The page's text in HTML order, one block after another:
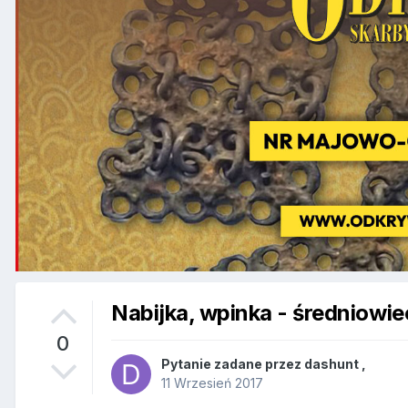
0
Nabijka, wpinka -
Pytanie zadane przez dashunt
11 Wrzesień 2017